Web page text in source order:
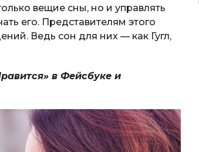
вещие сны, но и управлять
его. Представителям этого
Ведь сон для них — как Гугл,
в Фейсбуке и